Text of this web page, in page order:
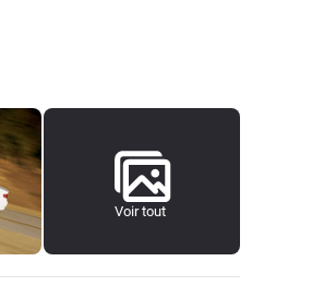
Voir tout